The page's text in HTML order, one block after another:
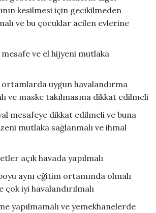
kesilmesi için gecikilmeden
ve bu çocuklar acilen evlerine
mesafe ve el hijyeni mutlaka
ortamlarda uygun havalandırma
ve maske takılmasına dikkat edilmeli
mesafeye dikkat edilmeli ve buna
mutlaka sağlanmalı ve ihmal
açık havada yapılmalı
aynı eğitim ortamında olmalı
çok iyi havalandırılmalı
yapılmamalı ve yemekhanelerde